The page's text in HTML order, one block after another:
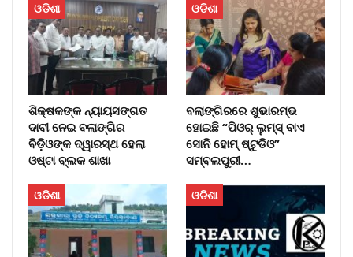
ଓଡିଶା
ଶିକ୍ଷକଙ୍କ ନ୍ୟାୟସଙ୍ଗତ
ଦାବୀ ନେଇ ବଲାଙ୍ଗିର
ବିଡ଼ିଓଙ୍କ ଦ୍ୱାରସ୍ଥ ହେଲା
ଓଷ୍ଟା ବ୍ଲକ ଶାଖା
ଓଡିଶା
ବଲାଙ୍ଗିରରେ ଶୁଭାରମ୍ଭ
ହୋଇଛି “ପିଓର୍ ଲୁମ୍ସ୍ ବାଏ
ସୋନି ହୋମ୍ ଷ୍ଟୁଡିଓ”
ସମ୍ବଲପୁରୀ…
ଓଡିଶା ଓଡିଶା